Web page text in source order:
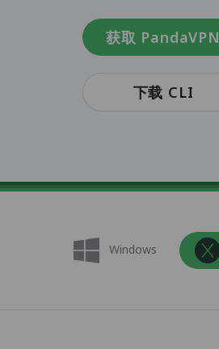
获取 PandaVPN
下载 CLI
Windows